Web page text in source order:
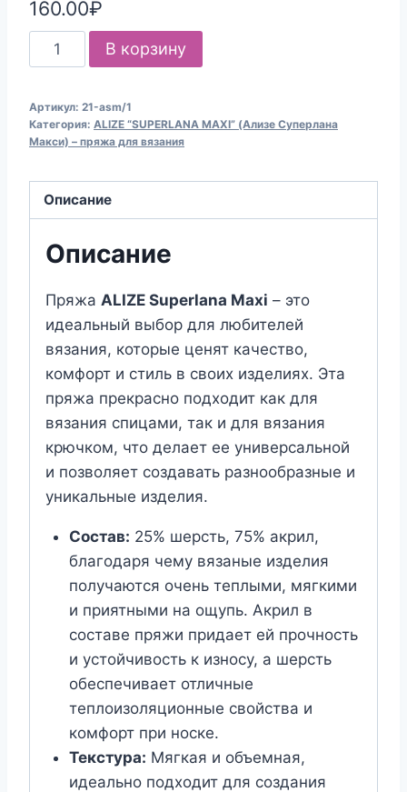
160.00₽
Количество
товара
для
вязания
"SUPERLANA
MAXI"
Серый
В корзину
Артикул: 21-asm/1
Категория: ALIZE “SUPERLANA MAXI” (Ализе Суперлана
Макси) – пряжа для вязания
Описание
Описание
Пряжа ALIZE Superlana Maxi – это
идеальный выбор для любителей
вязания, которые ценят качество,
комфорт и стиль в своих изделиях. Эта
пряжа прекрасно подходит как для
вязания спицами, так и для вязания
крючком, что делает ее универсальной
и позволяет создавать разнообразные и
уникальные изделия.
Состав: 25% шерсть, 75% акрил,
благодаря чему вязаные изделия
получаются очень теплыми, мягкими
и приятными на ощупь. Акрил в
составе пряжи придает ей прочность
и устойчивость к износу, а шерсть
обеспечивает отличные
теплоизоляционные свойства и
комфорт при носке.
Текстура: Мягкая и объемная,
идеально подходит для создания